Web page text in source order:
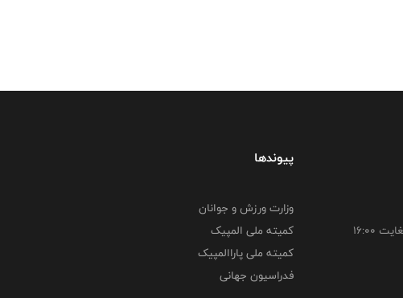
پیوندها
وزارت ورزش و جوانان
کمیته ملی المپیک
کمیته ملی پاراالمپیک
فدراسیون جهانی